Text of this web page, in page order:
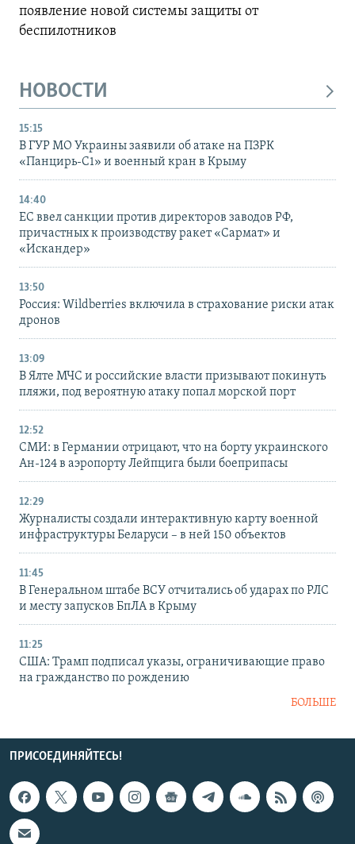
появление новой системы защиты от
беспилотников
НОВОСТИ
15:15
В ГУР МО Украины заявили об атаке на ПЗРК
«Панцирь-С1» и военный кран в Крыму
14:40
ЕС ввел санкции против директоров заводов РФ,
причастных к производству ракет «Сармат» и
«Искандер»
13:50
Россия: Wildberries включила в страхование риски атак
дронов
13:09
В Ялте МЧС и российские власти призывают покинуть
пляжи, под вероятную атаку попал морской порт
12:52
СМИ: в Германии отрицают, что на борту украинского
Ан-124 в аэропорту Лейпцига были боеприпасы
12:29
Журналисты создали интерактивную карту военной
инфраструктуры Беларуси – в ней 150 объектов
11:45
В Генеральном штабе ВСУ отчитались об ударах по РЛС
и месту запусков БпЛА в Крыму
11:25
США: Трамп подписал указы, ограничивающие право
на гражданство по рождению
БОЛЬШЕ
ПРИСОЕДИНЯЙТЕСЬ!